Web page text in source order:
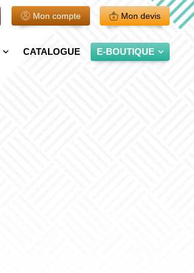
Mon compte Mon devis
CATALOGUE E-BOUTIQUE